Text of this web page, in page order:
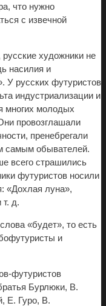
что нужно
с извечной
художники не
насилия и
У русских футуристов
индустриализации и
многих молодых
провозглашали
пренебрегали
самым обывателей.
всего страшились
футуристов носили
«Дохлая луна»,
д.
«будет», то есть
и
футуристов
Бурлюки, В.
Е. Гуро, В.